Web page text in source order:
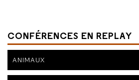
CONFÉRENCES EN REPLAY
ANIMAUX